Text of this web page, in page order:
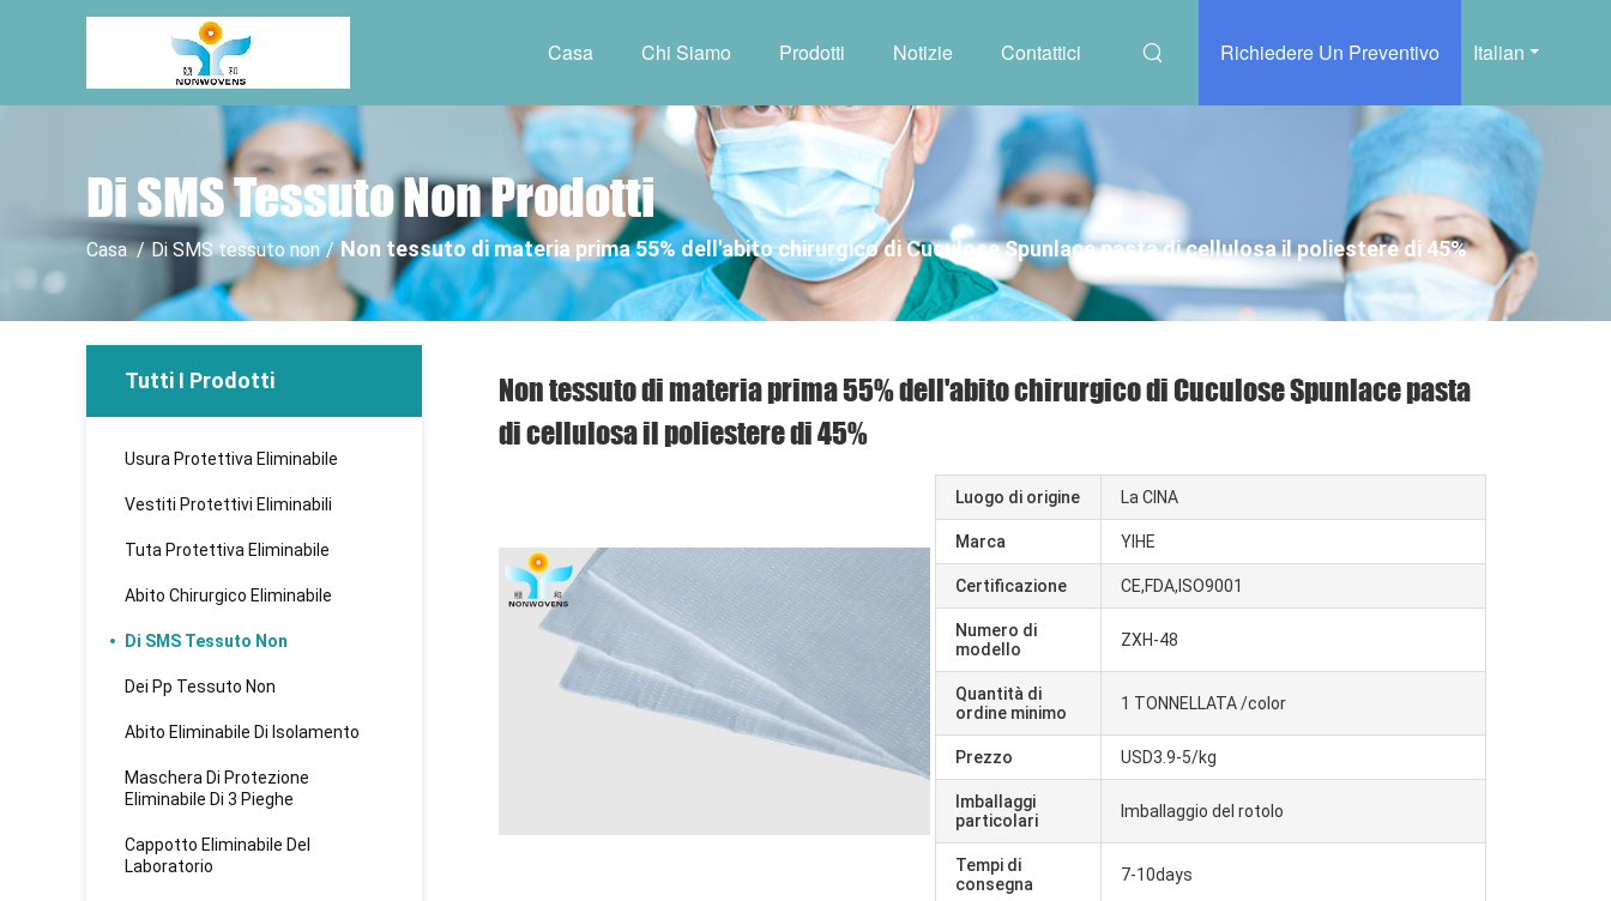
Italian
Richiedere Un Preventivo
Casa Chi Siamo Prodotti Notizie Contattici
Di SMS Tessuto Non Prodotti
Casa / Di SMS tessuto non / Non tessuto di materia prima 55% dell'abito chirurgico di Cuculose Spunlace pasta di cellulosa il poliestere di 45%
Tutti I Prodotti
Usura Protettiva Eliminabile
Vestiti Protettivi Eliminabili
Tuta Protettiva Eliminabile
Abito Chirurgico Eliminabile
Di SMS Tessuto Non
Dei Pp Tessuto Non
Abito Eliminabile Di Isolamento
Maschera Di Protezione
Eliminabile Di 3 Pieghe
Cappotto Eliminabile Del
Laboratorio
Non tessuto di materia prima 55% dell'abito chirurgico di Cuculose Spunlace pasta
di cellulosa il poliestere di 45%
Luogo di origine La CINA
Marca YIHE
Certificazione CE,FDA,ISO9001
Numero di
modello
ZXH-48
Quantità di
ordine minimo
1 TONNELLATA /color
Prezzo USD3.9-5/kg
Imballaggi
particolari
Imballaggio del rotolo
Tempi di
consegna
7-10days